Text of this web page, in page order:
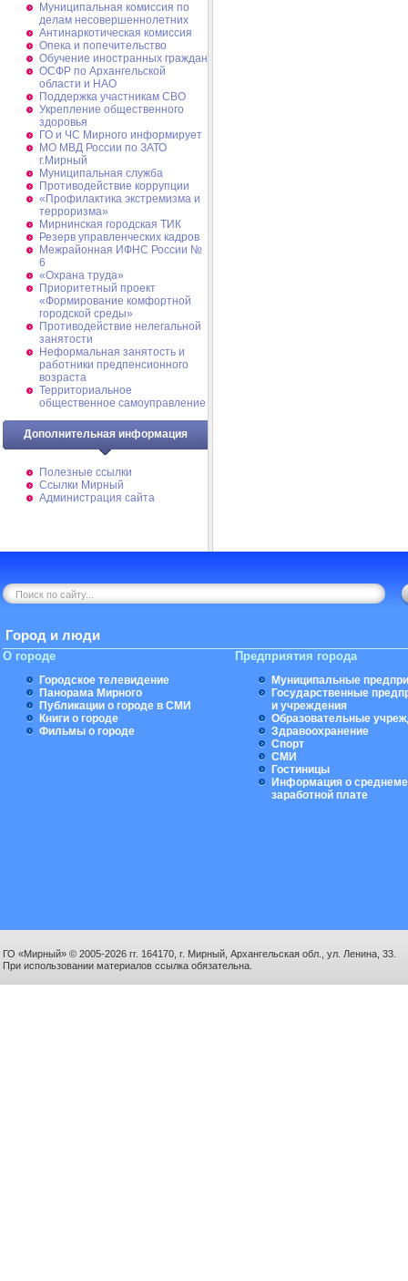
Муниципальная комиссия по
делам несовершеннолетних
Антинаркотическая комиссия
Опека и попечительство
Обучение иностранных граждан
ОСФР по Архангельской
области и НАО
Поддержка участникам СВО
Укрепление общественного
здоровья
ГО и ЧС Мирного информирует
МО МВД России по ЗАТО
г.Мирный
Муниципальная cлужба
Противодействие коррупции
«Профилактика экстремизма и
терроризма»
Мирнинская городская ТИК
Резерв управленческих кадров
Межрайонная ИФНС России №
6
«Охрана труда»
Приоритетный проект
«Формирование комфортной
городской среды»
Противодействие нелегальной
занятости
Неформальная занятость и
работники предпенсионного
возраста
Территориальное
общественное самоуправление
Дополнительная информация
Полезные ссылки
Ссылки Мирный
Администрация сайта
Город и люди
О городе
Городское телевидение
Панорама Мирного
Публикации о городе в СМИ
Книги о городе
Фильмы о городе
Предприятия города
Муниципальные
Государственные
и учреждения
Образовательные
Здравоохранение
Спорт
СМИ
Гостиницы
Информация о
заработной плате
ГО «Мирный» © 2005-2026 гг. 164170, г. Мирный, Архангельская обл., ул. Ленина, 33.
При использовании материалов ссылка обязательна.